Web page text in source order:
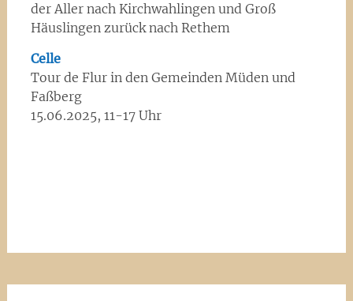
der Aller nach Kirchwahlingen und Groß
Häuslingen zurück nach Rethem
Celle
Tour de Flur in den Gemeinden Müden und
Faßberg
15.06.2025, 11-17 Uhr